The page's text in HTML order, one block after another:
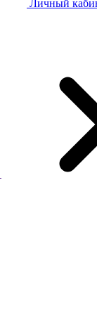
Личный